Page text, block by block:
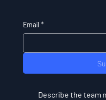
Email *
Describe the team